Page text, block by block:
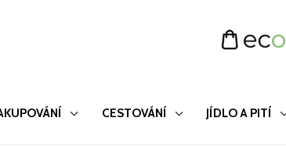
CESTOVÁNÍ JÍDLO A PITÍ